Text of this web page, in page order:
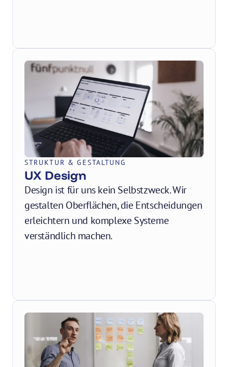
STRUKTUR & GESTALTUNG
UX Design
Design ist für uns kein Selbstzweck. Wir
gestalten Oberflächen, die Entscheidungen
erleichtern und komplexe Systeme
verständlich machen.